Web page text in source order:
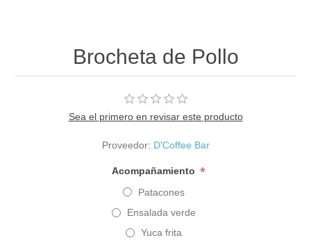
Brocheta de Pollo
Sea el primero en revisar este producto
Proveedor: D'Coffee Bar
Acompañamiento *
Patacones
Ensalada verde
Yuca frita